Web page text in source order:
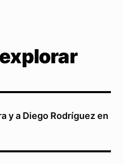
y a Diego Rodríguez en